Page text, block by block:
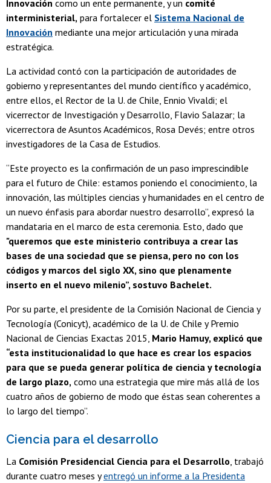
Innovación como un ente permanente, y un comité
interministerial, para fortalecer el Sistema Nacional de
Innovación mediante una mejor articulación y una mirada
estratégica.
La actividad contó con la participación de autoridades de
gobierno y representantes del mundo científico y académico,
entre ellos, el Rector de la U. de Chile, Ennio Vivaldi; el
vicerrector de Investigación y Desarrollo, Flavio Salazar; la
vicerrectora de Asuntos Académicos, Rosa Devés; entre otros
investigadores de la Casa de Estudios.
“Este proyecto es la confirmación de un paso imprescindible
para el futuro de Chile: estamos poniendo el conocimiento, la
innovación, las múltiples ciencias y humanidades en el centro de
un nuevo énfasis para abordar nuestro desarrollo”, expresó la
mandataria en el marco de esta ceremonia. Esto, dado que
"queremos que este ministerio contribuya a crear las
bases de una sociedad que se piensa, pero no con los
códigos y marcos del siglo XX, sino que plenamente
inserto en el nuevo milenio”, sostuvo Bachelet.
Por su parte, el presidente de la Comisión Nacional de Ciencia y
Tecnología (Conicyt), académico de la U. de Chile y Premio
Nacional de Ciencias Exactas 2015, Mario Hamuy, explicó que
“esta institucionalidad lo que hace es crear los espacios
para que se pueda generar política de ciencia y tecnología
de largo plazo, como una estrategia que mire más allá de los
cuatro años de gobierno de modo que éstas sean coherentes a
lo largo del tiempo”.
Ciencia para el desarrollo
La Comisión Presidencial Ciencia para el Desarrollo , trabajó
durante cuatro meses yentregó un informe a la Presidenta